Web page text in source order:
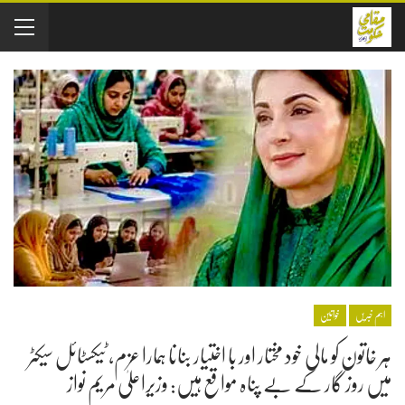
اہم خبریں خواتین
ہر خاتون کو مالی خود مختار اور با اختیار بنانا ہمارا عزم، ٹیکسٹائل سیکٹر
میں روز گار کے بے پناہ مواقع ہیں: وزیراعلیٰ مریم نواز